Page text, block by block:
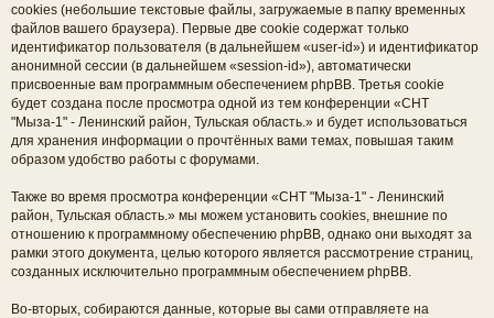
cookies (небольшие текстовые файлы, загружаемые в папку временных
файлов вашего браузера). Первые две cookie содержат только
идентификатор пользователя (в дальнейшем «user-id») и идентификатор
анонимной сессии (в дальнейшем «session-id»), автоматически
присвоенные вам программным обеспечением phpBB. Третья cookie
будет создана после просмотра одной из тем конференции «СНТ
"Мыза-1" - Ленинский район, Тульская область.» и будет использоваться
для хранения информации о прочтённых вами темах, повышая таким
образом удобство работы с форумами.
Также во время просмотра конференции «СНТ "Мыза-1" - Ленинский
район, Тульская область.» мы можем установить cookies, внешние по
отношению к программному обеспечению phpBB, однако они выходят за
рамки этого документа, целью которого является рассмотрение страниц,
созданных исключительно программным обеспечением phpBB.
Во-вторых, собираются данные, которые вы сами отправляете на